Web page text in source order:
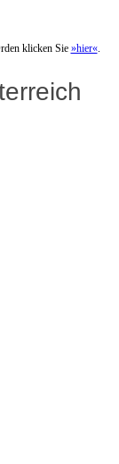
klicken Sie »hier«.